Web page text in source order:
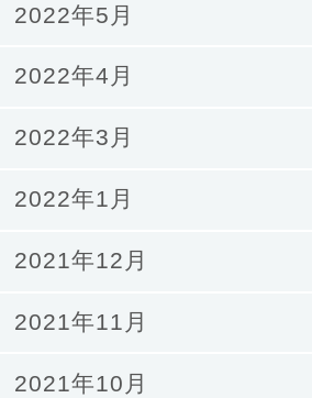
2022年5月
2022年4月
2022年3月
2022年1月
2021年12月
2021年11月
2021年10月